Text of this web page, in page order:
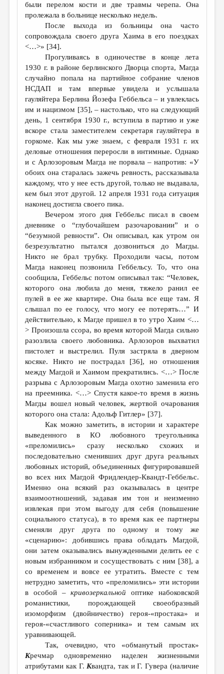
были перелом кости и две травмы черепа. Она
пролежала в больнице несколько недель.
После выхода из больницы она часто
сопровождала своего друга Хаима в его поездках
<…>» [34].
Прогуливаясь в одиночестве в конце лета
1930 г. в районе берлинского Дворца спорта, Магда
случайно попала на партийное собрание членов
НСДАП и там впервые увидела и услышала
гауляйтера Берлина Йозефа Геббельса – и увлеклась
им и нацизмом [35], – настолько, что на следующий
день, 1 сентября 1930 г., вступила в партию и уже
вскоре стала заместителем секретаря гауляйтера в
горкоме. Как мы уже знаем, с февраля 1931 г. их
деловые отношения переросли в интимные. Однако
и с Арлозоровым Магда не порвала – напротив: «У
обоих она старалась зажечь ревность, рассказывала
каждому, что у нее есть другой, только не выдавала,
кем был этот другой. 12 апреля 1931 года ситуация
наконец достигла своего пика.
Вечером этого дня Геббельс писал в своем
дневнике о “глубочайшем разочаровании” и о
“безумной ревности”. Он описывал, как утром он
безрезультатно пытался дозвониться до Магды.
Никто не брал трубку. Проходили часы, потом
Магда наконец позвонила Геббельсу. То, что она
сообщила, Геббельс потом описывал так: “Человек,
которого она любила до меня, тяжело ранил ее
пулей в ее же квартире. Она была все еще там. Я
слышал по ее голосу, что могу ее потерять…” И
действительно, к Магде пришел в то утро Хаим <…
> Произошла ссора, во время которой Магда сильно
разозлила своего любовника. Арлозоров выхватил
пистолет и выстрелил. Пуля застряла в дверном
косяке. Никто не пострадал [36], но отношения
между Магдой и Хаимом прекратились. <…> После
разрыва с Арлозоровым Магда охотно заменила его
на преемника. <…> Спустя какое-то время в жизнь
Магды вошел новый человек, жертвой очарования
которого она стала: Адольф Гитлер» [37].
Как можно заметить, в истории и характере
выведенного в КО любовного треугольника
«преломились» сразу несколько схожих и
последовательно сменивших друг друга реальных
любовных историй, объединенных фигурировавшей
во всех них Магдой Фридлендер-Квандт-Геббельс.
Именно она всякий раз оказывалась в центре
взаимоотношений, задавая им тон и неизменно
извлекая при этом выгоду для себя (повышение
социального статуса), в то время как ее партнеры
сменяли друг друга по одному и тому же
«сценарию»: добившись права обладать Магдой,
они затем оказывались вынужденными делить ее с
новым избранником и сосуществовать с ним [38], а
со временем и вовсе ее утратить. Вместе с тем
нетрудно заметить, что «преломились» эти истории
в особой –кривозеркальной оптике набоковской
романистики, порождающей своеобразный
изоморфизм (двойничество) героя-«простака» и
героя-«счастливого соперника» и тем самым их
уравнивающей.
Так, очевидно, что «обманутый простак»
Кречмар одновременно наделен жизненными
атрибутами как Г. Квандта, так и Г. Гувера (наличие